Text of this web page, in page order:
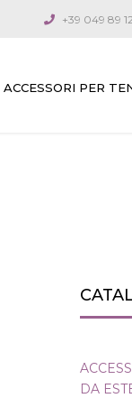
+39 049 89
ACCESSORI PER
ARGANELLI PER TENDE
DA